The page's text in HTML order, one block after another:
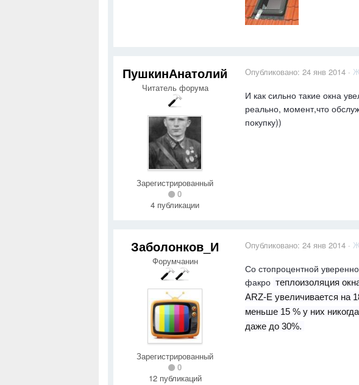
ПушкинАнатолий
Читатель форума
Зарегистрированный
0
4 публикации
Опубликовано: 24 янв 2014 ·
И как сильно такие окна
реально, момент,что
покупку))
Заболонков_И
Форумчанин
Зарегистрированный
0
12 публикаций
Опубликовано: 24 янв 2014 ·
Со стопроцентной
факро теплоизоляция
ARZ-E увеличивается на
меньше 15 % у них
даже до 30%.